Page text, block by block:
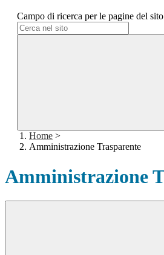
Campo di ricerca per le pagine del sito
Home >
Amministrazione Trasparente
Amministrazione